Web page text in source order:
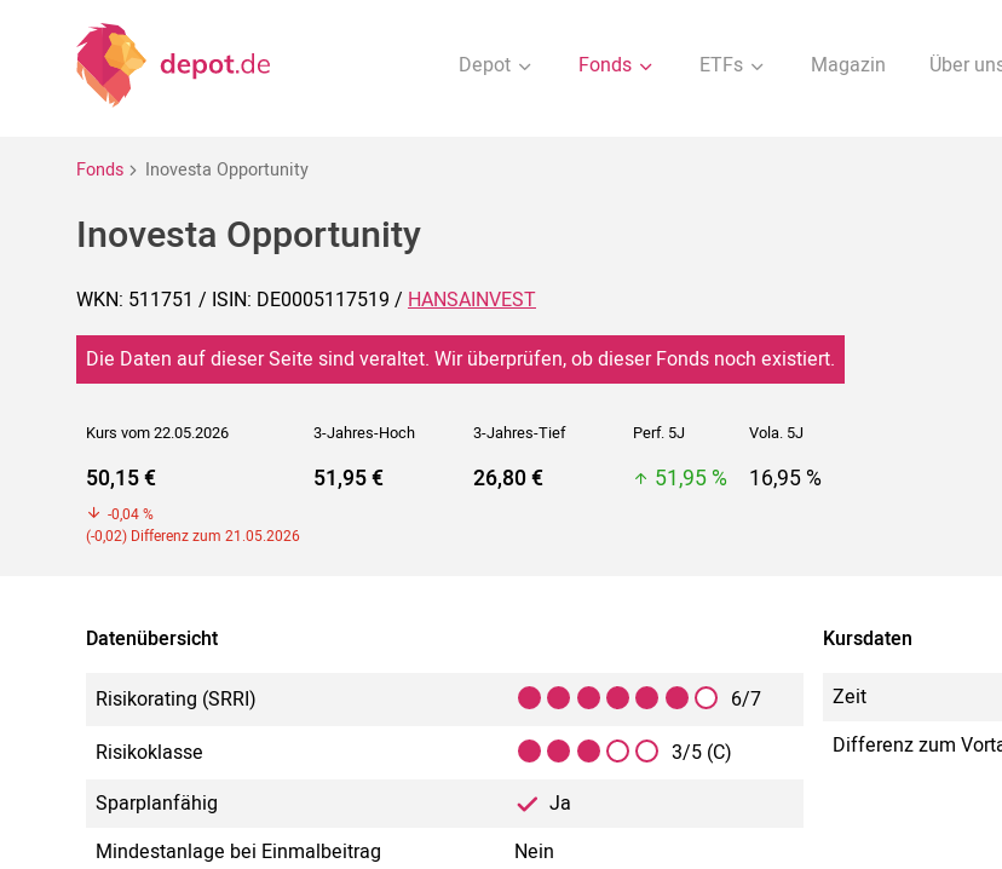
Depot Fonds ETFs Magazin Über
Fonds Inovesta Opportunity
Inovesta Opportunity
WKN: 511751 / ISIN: DE0005117519 / HANSAINVEST
Die Daten auf dieser Seite sind veraltet. Wir überprüfen, ob dieser Fonds noch existiert.
Kurs vom 22.05.2026 3-Jahres-Hoch 3-Jahres-Tief Perf. 5J Vola. 5J
50,15 €
-0,04 %
(-0,02) Differenz zum 21.05.2026
51,95 € 26,80 € 51,95 % 16,95 %
Datenübersicht
Risikorating (SRRI)
6/7
Risikoklasse
3/5 (C)
Sparplanfähig
Ja
Mindestanlage bei Einmalbeitrag
Nein
Kursdaten
Zeit
Differenz zum